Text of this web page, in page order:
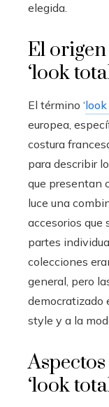
elegida.
El
‘look
El término ‘
europea,
costura
para describir
que presentan
luce una
accesorios que
partes
colecciones
general, pero
democratizado
style y a la
‘look